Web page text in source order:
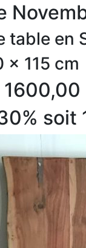
table en
x 115 cm
1600,00
soit